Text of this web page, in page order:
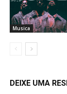
Musica
DEIXE UMA